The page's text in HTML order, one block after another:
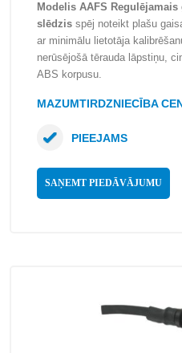
Modelis AAFS
slēdzis spēj noteikt plašu
ar minimālu lietotāja
nerūsējošā tērauda lāpstiņu,
ABS korpusu.
MAZUMTIRDZNIECĪBA
SAŅEMT PIEDĀVĀJUMU
PIEEJAMS